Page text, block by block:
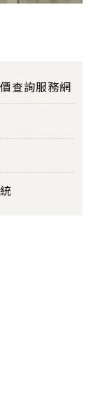
查詢服務網